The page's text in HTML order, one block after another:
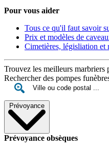
Pour vous aider
Tous ce qu'il faut savoir
Prix et modèles de
Cimetières, législiation et
Trouvez les meilleurs marbriers
Rechercher des pompes
Prévoyance
Prévoyance obsèques